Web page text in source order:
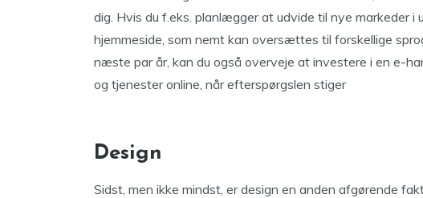
dig. Hvis du f.eks. planlægger at udvide til nye markeder
hjemmeside, som nemt kan oversættes til forskellige
næste par år, kan du også overveje at investere i en e-
og tjenester online, når efterspørgslen stiger
Design
Sidst, men ikke mindst, er design en anden afgørende